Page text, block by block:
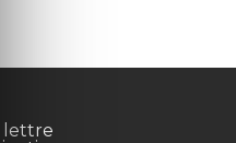
lettre